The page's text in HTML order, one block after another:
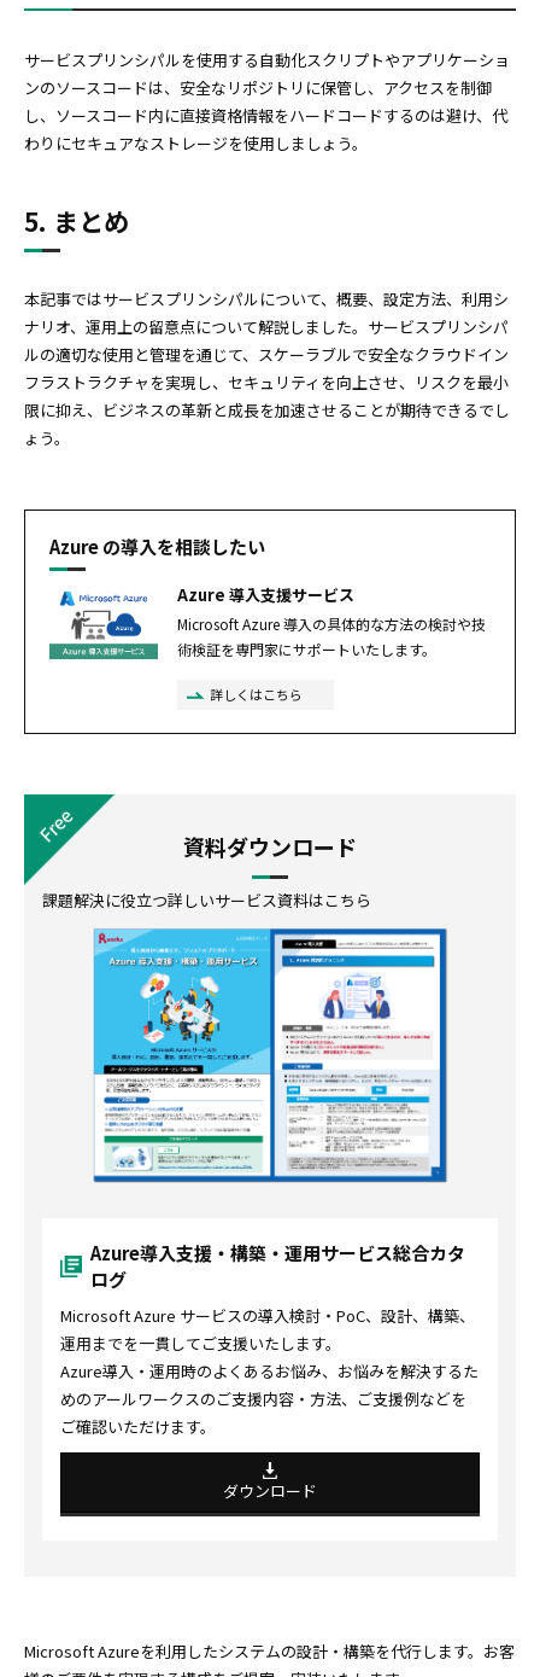
サービスプリンシパルを使用する自動化スクリプトやアプリケーショ
ンのソースコードは、安全なリポジトリに保管し、アクセスを制御
し、ソースコード内に直接資格情報をハードコードするのは避け、代
わりにセキュアなストレージを使用しましょう。
5. まとめ
本記事ではサービスプリンシパルについて、概要、設定方法、利用シ
ナリオ、運用上の留意点について解説しました。サービスプリンシパ
ルの適切な使用と管理を通じて、スケーラブルで安全なクラウドイン
フラストラクチャを実現し、セキュリティを向上させ、リスクを最小
限に抑え、ビジネスの革新と成長を加速させることが期待できるでし
ょう。
Azure の導入を相談したい
Azure 導入支援サービス
Microsoft Azure 導入の具体的な方法の検討や技
術検証を専門家にサポートいたします。
詳しくはこちら
資料ダウンロード
課題解決に役立つ詳しいサービス資料はこちら
Azure導入支援・構築・運用サービス総合カタ
ログ
Microsoft Azure サービスの導入検討・PoC、設計、構築、
運用までを一貫してご支援いたします。
Azure導入・運用時のよくあるお悩み、お悩みを解決するた
めのアールワークスのご支援内容・方法、ご支援例などを
ご確認いただけます。
ダウンロード
Microsoft Azureを利用したシステムの設計・構築を代行します。お客